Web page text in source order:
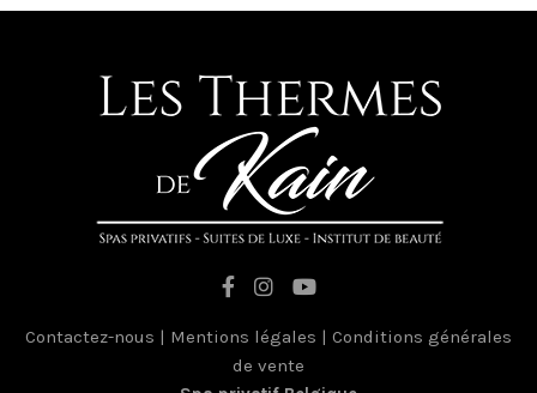
Contactez-nous | Mentions légales | Conditions générales
de vente